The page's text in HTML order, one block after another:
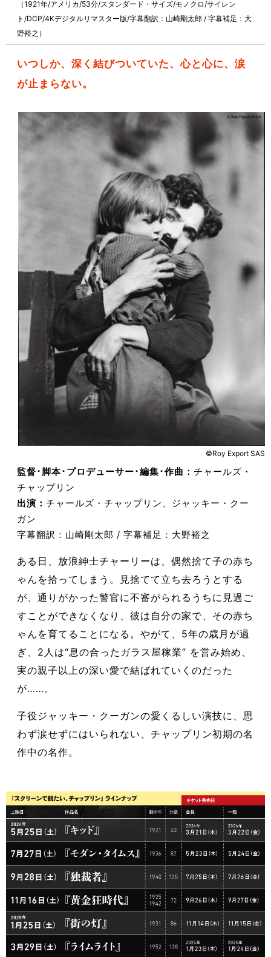
（1921年/アメリカ/53分/スタンダード・サイズ/モノクロ/サイレン
ト/DCP/4Kデジタルリマスター版/字幕翻訳：山崎剛太郎 / 字幕補足：大
野裕之）
いつしか、深く結びついていた、心と心に、涙
が止まらない。
©Roy Export SAS
監督･脚本･プロデューサー･編集･作曲： チャールズ・
チャップリン
出演： チャールズ・チャップリン、ジャッキー・クー
ガン
字幕翻訳：山崎剛太郎 / 字幕補足：大野裕之
ある日、放浪紳士チャーリーは、偶然捨て子の赤ち
ゃんを拾ってしまう。見捨てて立ち去ろうとする
が、通りがかった警官に不審がられるうちに見過ご
すことができなくなり、彼は自分の家で、その赤ち
ゃんを育てることになる。やがて、5年の歳月が過
ぎ、2人は“息の合ったガラス屋稼業” を営み始め、
実の親子以上の深い愛で結ばれていくのだった
が……。
子役ジャッキー・クーガンの愛くるしい演技に、思
わず涙せずにはいられない、チャップリン初期の名
作中の名作。